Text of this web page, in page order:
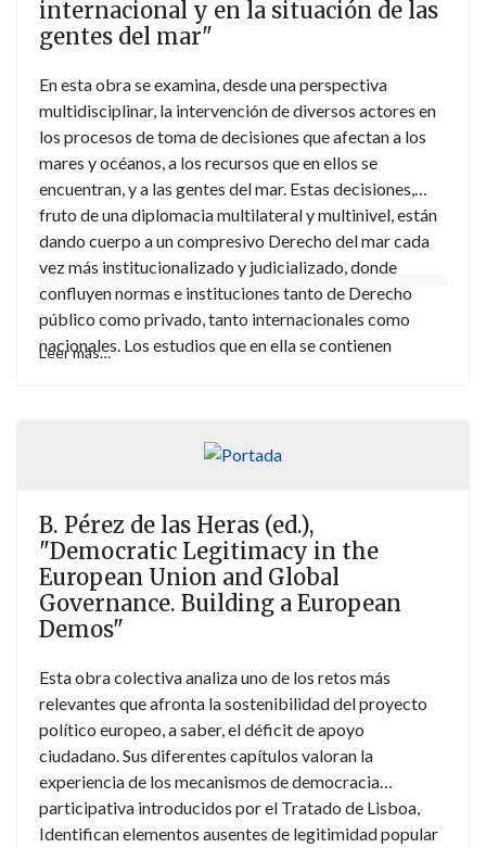
un punto de vista crítico.
internacional y en la situación de las
gentes del mar"
En esta obra se examina, desde una perspectiva
multidisciplinar, la intervención de diversos actores en
los procesos de toma de decisiones que afectan a los
mares y océanos, a los recursos que en ellos se
encuentran, y a las gentes del mar. Estas decisiones,
fruto de una diplomacia multilateral y multinivel, están
dando cuerpo a un compresivo Derecho del mar cada
vez más institucionalizado y judicializado, donde
confluyen normas e instituciones tanto de Derecho
público como privado, tanto internacionales como
nacionales. Los estudios que en ella se contienen
Leer más…
B. Pérez de las Heras (ed.),
"Democratic Legitimacy in the
European Union and Global
Governance. Building a European
Demos"
Esta obra colectiva analiza uno de los retos más
relevantes que afronta la sostenibilidad del proyecto
político europeo, a saber, el déficit de apoyo
ciudadano. Sus diferentes capítulos valoran la
experiencia de los mecanismos de democracia
participativa introducidos por el Tratado de Lisboa,
Identifican elementos ausentes de legitimidad popular